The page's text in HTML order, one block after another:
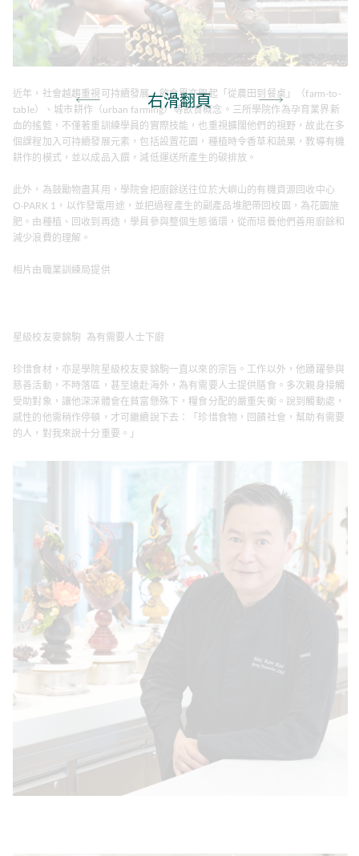
近年，社會越趨重視可持續發展，飲食界亦興起「從農田到餐桌」（farm-to-
table）、城市耕作（urban farming）等飲食概念。三所學院作為孕育業界新
血的搖籃，不僅著重訓練學員的實際技能，也重視擴闊他們的視野，故此在多
個課程加入可持續發展元素，包括設置花園，種植時令香草和蔬果，教導有機
耕作的模式，並以成品入饌，減低運送所產生的碳排放。
此外，為鼓勵物盡其用，學院會把廚餘送往位於大嶼山的有機資源回收中心
O·PARK 1，以作發電用途，並把過程產生的副產品堆肥帶回校園，為花園施
肥。由種植、回收到再造，學員參與整個生態循環，從而培養他們善用廚餘和
減少浪費的理解。
相片由職業訓練局提供
星級校友麥錦駒 為有需要人士下廚
珍惜食材，亦是學院星級校友麥錦駒一直以來的宗旨。工作以外，他踴躍參與
慈善活動，不時落區，甚至遠赴海外，為有需要人士提供膳食。多次親身接觸
受助對象，讓他深深體會在貧富懸殊下，糧食分配的嚴重失衡。說到觸動處，
感性的他需稍作停頓，才可繼續說下去：「珍惜食物，回饋社會，幫助有需要
的人，對我來說十分重要。」
右滑翻頁